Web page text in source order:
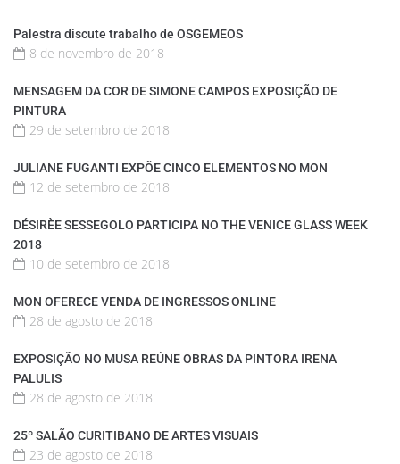
Palestra discute trabalho de OSGEMEOS
8 de novembro de 2018
MENSAGEM DA COR DE SIMONE CAMPOS EXPOSIÇÃO DE
PINTURA
29 de setembro de 2018
JULIANE FUGANTI EXPÕE CINCO ELEMENTOS NO MON
12 de setembro de 2018
DÉSIRÈE SESSEGOLO PARTICIPA NO THE VENICE GLASS WEEK
2018
10 de setembro de 2018
MON OFERECE VENDA DE INGRESSOS ONLINE
28 de agosto de 2018
EXPOSIÇÃO NO MUSA REÚNE OBRAS DA PINTORA IRENA
PALULIS
28 de agosto de 2018
25º SALÃO CURITIBANO DE ARTES VISUAIS
23 de agosto de 2018